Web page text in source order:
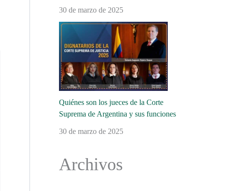
30 de marzo de 2025
Quiénes son los jueces de la Corte
Suprema de Argentina y sus funciones
30 de marzo de 2025
Archivos